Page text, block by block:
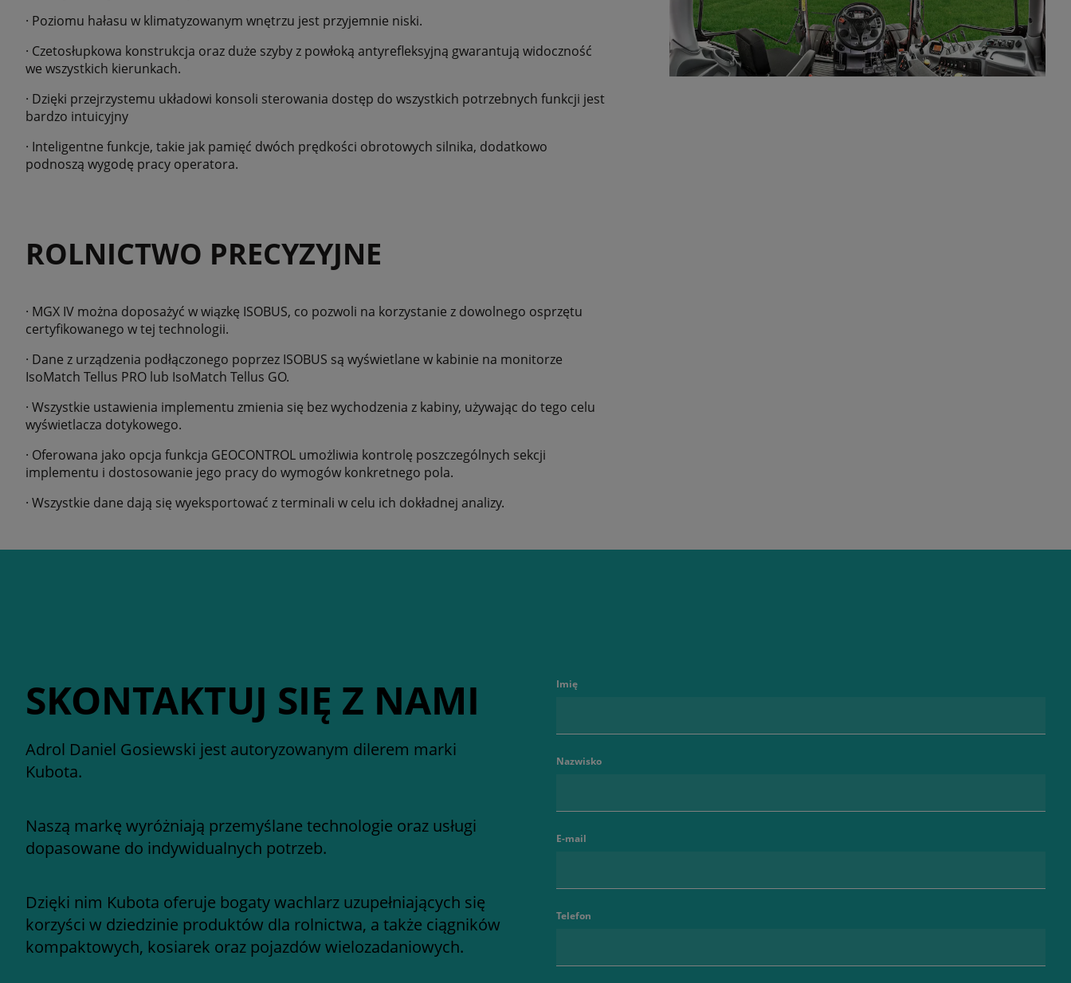
· Poziomu hałasu w klimatyzowanym wnętrzu jest przyjemnie niski.
· Czetosłupkowa konstrukcja oraz duże szyby z powłoką antyrefleksyjną gwarantują widoczność
we wszystkich kierunkach.
· Dzięki przejrzystemu układowi konsoli sterowania dostęp do wszystkich potrzebnych funkcji jest
bardzo intuicyjny
· Inteligentne funkcje, takie jak pamięć dwóch prędkości obrotowych silnika, dodatkowo
podnoszą wygodę pracy operatora.
ROLNICTWO PRECYZYJNE
· MGX IV można doposażyć w wiązkę ISOBUS, co pozwoli na korzystanie z dowolnego osprzętu
certyfikowanego w tej technologii.
· Dane z urządzenia podłączonego poprzez ISOBUS są wyświetlane w kabinie na monitorze
IsoMatch Tellus PRO lub IsoMatch Tellus GO.
· Wszystkie ustawienia implementu zmienia się bez wychodzenia z kabiny, używając do tego celu
wyświetlacza dotykowego.
· Oferowana jako opcja funkcja GEOCONTROL umożliwia kontrolę poszczególnych sekcji
implementu i dostosowanie jego pracy do wymogów konkretnego pola.
· Wszystkie dane dają się wyeksportować z terminali w celu ich dokładnej analizy.
SKONTAKTUJ SIĘ Z NAMI
Adrol Daniel Gosiewski jest autoryzowanym dilerem marki
Kubota.
Naszą markę wyróżniają przemyślane technologie oraz usługi
dopasowane do indywidualnych potrzeb.
Dzięki nim Kubota oferuje bogaty wachlarz uzupełniających się
korzyści w dziedzinie produktów dla rolnictwa, a także ciągników
kompaktowych, kosiarek oraz pojazdów wielozadaniowych.
Imię
Nazwisko
E-mail
Telefon